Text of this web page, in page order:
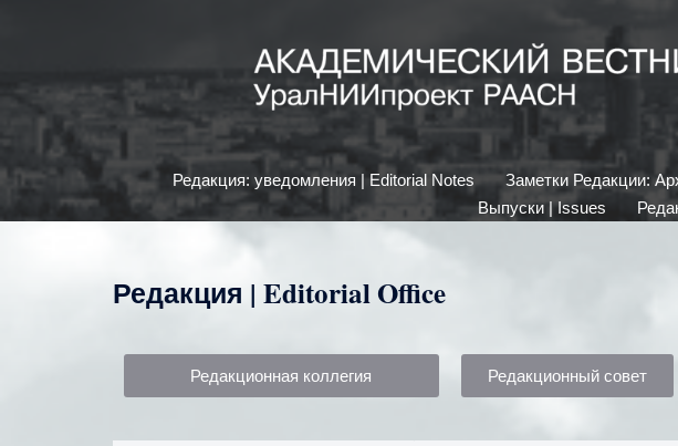
Редакция: уведомления | Editorial Notes Заметки Редакции:
Выпуски | Issues
Редакция | Editorial Office
Редакционная коллегия
Редакционный совет